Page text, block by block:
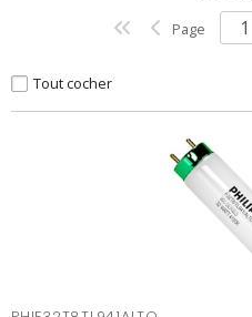
Page
Tout cocher